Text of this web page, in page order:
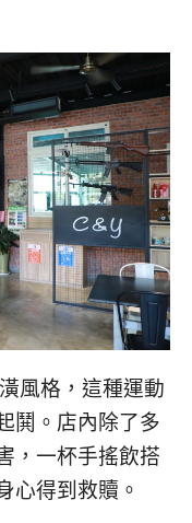
風格，這種運動
鬨。店內除了多
，一杯手搖飲搭
心得到救贖。